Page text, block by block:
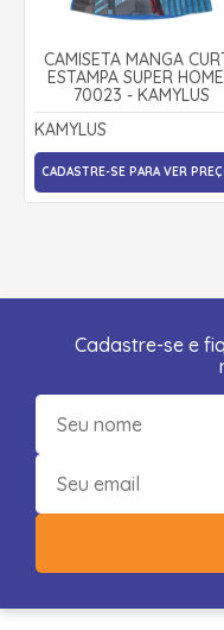
CAMISETA MANGA
ESTAMPA SUPER
70023 - KAMYLUS
KAMYLUS
CADASTRE-SE PARA VER
Cadastre-se e